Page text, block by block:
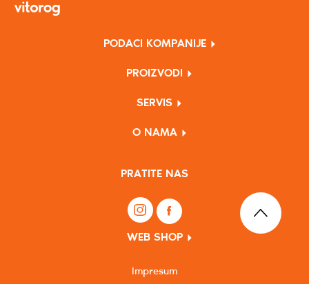
PODACI KOMPANIJE
PROIZVODI
SERVIS
O NAMA
PRATITE NAS
WEB SHOP
Impresum